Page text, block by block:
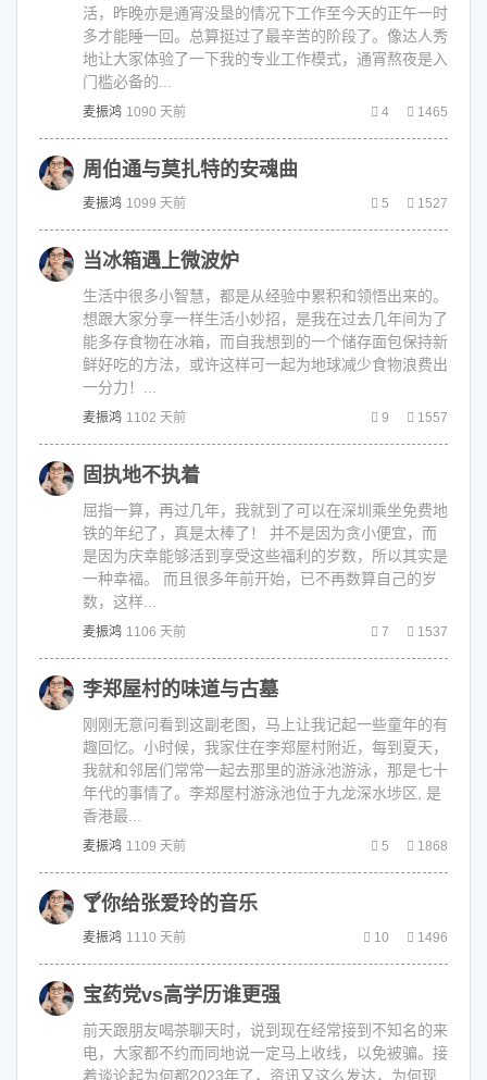
活，昨晚亦是通宵没垦的情况下工作至今天的正午一时
多才能睡一回。总算挺过了最辛苦的阶段了。像达人秀
地让大家体验了一下我的专业工作模式，通宵熬夜是入
门槛必备的...
麦振鸿 1090 天前 4 1465
周伯通与莫扎特的安魂曲
麦振鸿 1099 天前 5 1527
当冰箱遇上微波炉
生活中很多小智慧，都是从经验中累积和领悟出来的。
想跟大家分享一样生活小妙招，是我在过去几年间为了
能多存食物在冰箱，而自我想到的一个储存面包保持新
鲜好吃的方法，或许这样可一起为地球减少食物浪费出
一分力！...
麦振鸿 1102 天前 9 1557
固执地不执着
屈指一算，再过几年，我就到了可以在深圳乘坐免费地
铁的年纪了，真是太棒了！ 并不是因为贪小便宜，而
是因为庆幸能够活到享受这些福利的岁数，所以其实是
一种幸福。 而且很多年前开始，已不再数算自己的岁
数，这样...
麦振鸿 1106 天前 7 1537
李郑屋村的味道与古墓
刚刚无意问看到这副老图，马上让我记起一些童年的有
趣回忆。小时候，我家住在李郑屋村附近，每到夏天，
我就和邻居们常常一起去那里的游泳池游泳，那是七十
年代的事情了。李郑屋村游泳池位于九龙深水埗区, 是
香港最...
麦振鸿 1109 天前 5 1868
🍸你给张爱玲的音乐
麦振鸿 1110 天前 10 1496
宝药党vs高学历谁更强
前天跟朋友喝茶聊天时，说到现在经常接到不知名的来
电，大家都不约而同地说一定马上收线，以免被骗。接
着谈论起为何都2023年了，资讯又这么发达，为何现